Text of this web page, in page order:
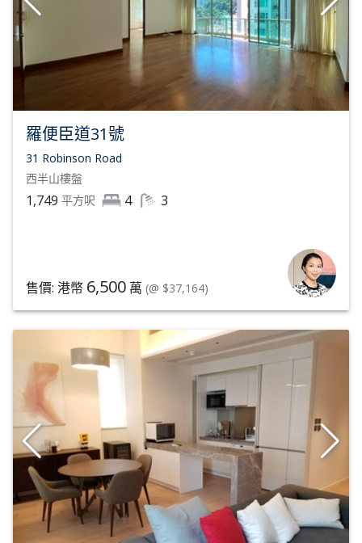
羅便臣道31號
31 Robinson Road
西半山樓盤
1,749 平方呎 4 3
售價: 港幣 6,500 萬 (@ $37,164)